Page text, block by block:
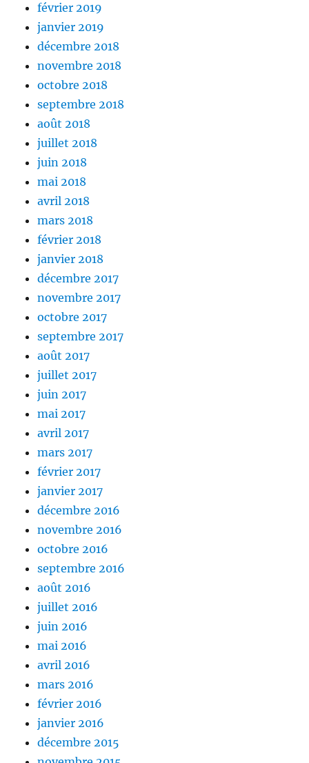
février 2019
janvier 2019
décembre 2018
novembre 2018
octobre 2018
septembre 2018
août 2018
juillet 2018
juin 2018
mai 2018
avril 2018
mars 2018
février 2018
janvier 2018
décembre 2017
novembre 2017
octobre 2017
septembre 2017
août 2017
juillet 2017
juin 2017
mai 2017
avril 2017
mars 2017
février 2017
janvier 2017
décembre 2016
novembre 2016
octobre 2016
septembre 2016
août 2016
juillet 2016
juin 2016
mai 2016
avril 2016
mars 2016
février 2016
janvier 2016
décembre 2015